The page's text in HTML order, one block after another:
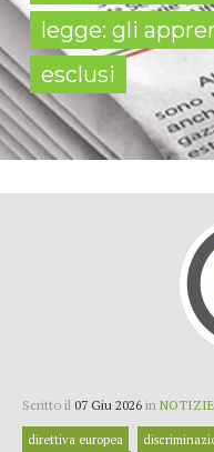
legge: gli
esclusi
Scritto il 07 Giu 2026 in NOTIZIE
direttiva europea